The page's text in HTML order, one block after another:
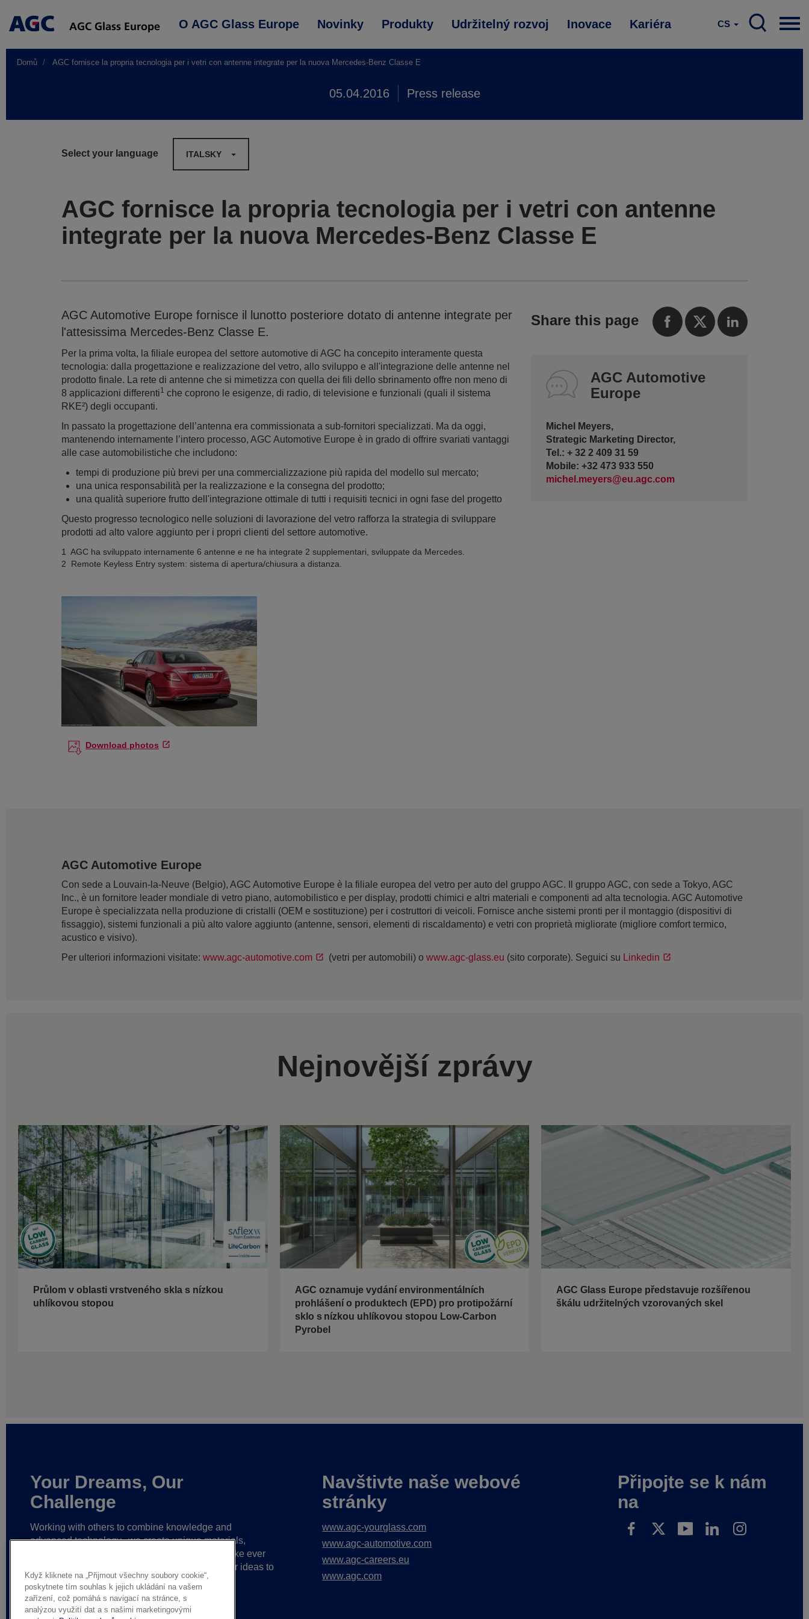
Main
O AGC Glass Europe Novinky Produkty Udržitelný rozvoj Inovace Kariéra CS
Domů AGC fornisce la propria tecnologia per i vetri con antenne integrate per la nuova Mercedes-Benz Classe E
05.04.2016 Press release
Select your language ITALSKY
AGC fornisce la propria tecnologia per i vetri con antenne
integrate per la nuova Mercedes-Benz Classe E
AGC Automotive Europe fornisce il lunotto posteriore dotato di antenne integrate per
l'attesissima Mercedes-Benz Classe E.
Per la prima volta, la filiale europea del settore automotive di AGC ha concepito interamente questa
tecnologia: dalla progettazione e realizzazione del vetro, allo sviluppo e all'integrazione delle antenne nel
prodotto finale. La rete di antenne che si mimetizza con quella dei fili dello sbrinamento offre non meno di
8 applicazioni differenti1 che coprono le esigenze, di radio, di televisione e funzionali (quali il sistema
RKE²) degli occupanti.
In passato la progettazione dell’antenna era commissionata a sub-fornitori specializzati. Ma da oggi,
mantenendo internamente l’intero processo, AGC Automotive Europe è in grado di offrire svariati vantaggi
alle case automobilistiche che includono:
tempi di produzione più brevi per una commercializzazione più rapida del modello sul mercato;
una unica responsabilità per la realizzazione e la consegna del prodotto;
una qualità superiore frutto dell'integrazione ottimale di tutti i requisiti tecnici in ogni fase del progetto
Questo progresso tecnologico nelle soluzioni di lavorazione del vetro rafforza la strategia di sviluppare
prodotti ad alto valore aggiunto per i propri clienti del settore automotive.
1 AGC ha sviluppato internamente 6 antenne e ne ha integrate 2 supplementari, sviluppate da Mercedes.
2 Remote Keyless Entry system: sistema di apertura/chiusura a distanza.
Download photos
Share this page
AGC Automotive
Europe
Michel Meyers,
Strategic Marketing Director,
Tel.: + 32 2 409 31 59
Mobile: +32 473 933 550
michel.meyers@eu.agc.com
AGC Automotive Europe
Con sede a Louvain-la-Neuve (Belgio), AGC Automotive Europe è la filiale europea del vetro per auto del gruppo AGC. Il gruppo AGC, con sede a Tokyo, AGC
Inc., è un fornitore leader mondiale di vetro piano, automobilistico e per display, prodotti chimici e altri materiali e componenti ad alta tecnologia. AGC Automotive
Europe è specializzata nella produzione di cristalli (OEM e sostituzione) per i costruttori di veicoli. Fornisce anche sistemi pronti per il montaggio (dispositivi di
fissaggio), sistemi funzionali a più alto valore aggiunto (antenne, sensori, elementi di riscaldamento) e vetri con proprietà migliorate (migliore comfort termico,
acustico e visivo).
Per ulteriori informazioni visitate: www.agc-automotive.com (vetri per automobili) o www.agc-glass.eu (sito corporate). Seguici su Linkedin
Nejnovější zprávy
Průlom v oblasti vrstveného skla s nízkou
uhlíkovou stopou
AGC oznamuje vydání environmentálních
prohlášení o produktech (EPD) pro protipožární
sklo s nízkou uhlíkovou stopou Low-Carbon
Pyrobel
AGC Glass Europe představuje rozšířenou
škálu udržitelných vzorovaných skel
Your Dreams, Our
Challenge
Working with others to combine knowledge and
advanced technology,we create unique materials,
that help make ever
and bring bolder ideas to
life.
Navštivte naše webové
stránky
www.agc-yourglass.com
www.agc-automotive.com
www.agc-careers.eu
www.agc.com
Připojte se k nám
na
Když kliknete na „Přijmout všechny soubory cookie“,
poskytnete tím souhlas k jejich ukládání na vašem
zařízení, což pomáhá s navigací na stránce, s
analýzou využití dat a s našimi marketingovými